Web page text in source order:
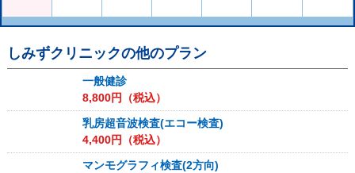
しみずクリニックの他のプラン
一般健診
8,800円（税込）
乳房超音波検査(エコー検査)
4,400円（税込）
マンモグラフィ検査(2方向)